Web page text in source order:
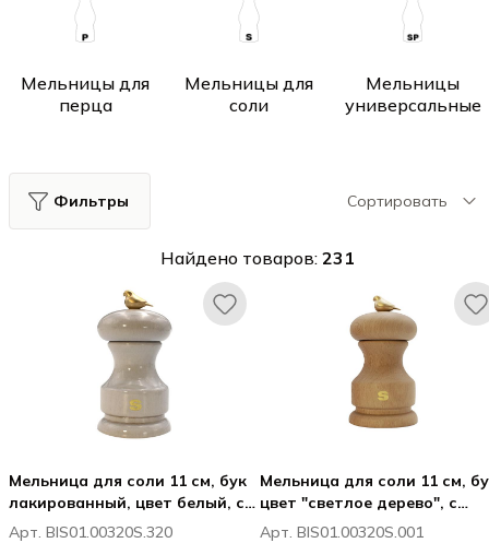
Мельницы для
перца
Мельницы для
соли
Мельницы
универсальные
Фильтры Сортировать
Найдено товаров: 231
Мельница для соли 11 см, бук
лакированный, цвет белый, с
птичкой БЁРД / BIRD
Арт. BIS01.00320S.320
Мельница для соли 11 см,
цвет "светлое дерево", с
птичкой БЁРД / BIRD
Арт. BIS01.00320S.001